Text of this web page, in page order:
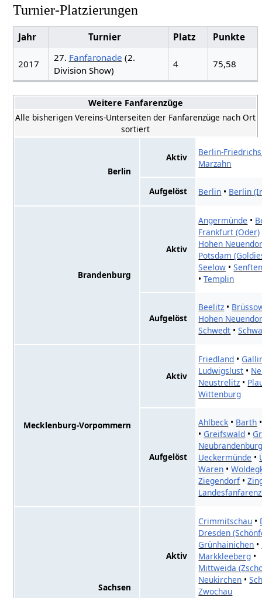
Turnier-Platzierungen
Jahr Turnier Platz Punkte
2017
27. Fanfaronade (2.
Division Show)
4 75,58
Weitere Fanfarenzüge
Alle bisherigen Vereins-Unterseiten der Fanfarenzüge nach Ort
sortiert
Berlin
Aktiv
Berlin-
Marzahn
Aufgelöst Berlin • Berlin
Brandenburg
Aktiv
Angermünde •
Frankfurt (Oder)
Hohen
Potsdam
Seelow •
•Templin
Aufgelöst
Beelitz •
Hohen
Schwedt •
Mecklenburg-Vorpommern
Aktiv
Friedland •
Ludwigslust •
Neustrelitz •
Wittenburg
Aufgelöst
Ahlbeck • Barth
•Greifswald •
Ueckermünde •
Waren •
Ziegendorf•
Sachsen
Aktiv
Crimmitschau •
Dresden
Grünhainichen •
Markkleeberg •
Mittweida
Neukirchen •
Zwochau